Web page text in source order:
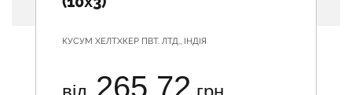
КУСУМ ХЕЛТХКЕР ПВТ. ЛТД., ІНДІЯ
265.72